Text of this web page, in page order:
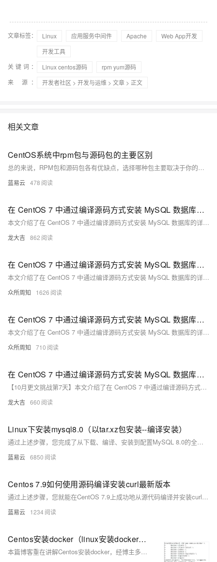
文章标签： Linux 应用服务中间件 Apache
Web App开发
开发工具
关键词：
Linux centos源码
rpm yum源码
来 源：
开发者社区 > 开发与运维 > 文章 > 正文
相关文章
CentOS系统中rpm包与源码包的主要区别
总的来说，RPM包和源码包各有优缺点，选择哪种包主要取决于你的需求和技术水平。希望这个答案能帮助你更好地理解RPM包和源码包的区别。
蓝易云 478
在 CentOS 7 中通过编译源码方式安装 MySQL 数据库的详细步骤，并与使用 RPM 包安装进行了对比
本文介绍了在 CentOS 7 中通过编译源码方式安装 MySQL 数据库的详细步骤，并与使用 RPM 包安装进行了对比。通过具体案例，读者可以了解如何准备环境、下载源码、编译安装、配置服务及登录 MySQL。编译源码安装虽然复杂，但提供了更高的定制性和灵活性，适用于需要高度定制的场景。
龙大吉 862
在 CentOS 7 中通过编译源码方式安装 MySQL 数据库的详细步骤，包括准备工作、下载源码、编译安装、配置 MySQL 服务、登录设置等。
本文介绍了在 CentOS 7 中通过编译源码方式安装 MySQL 数据库的详细步骤，包括准备工作、下载源码、编译安装、配置 MySQL 服务、登录设置等。同时，文章还对比了编译源码安装与使用 RPM 包安装的优缺点，帮助读者根据需求选择最合适的方法。通过具体案例，展示了编译源码安装的灵活性和定制性。
众所周知 1626
在 CentOS 7 中通过编译源码方式安装 MySQL 数据库的详细步骤
本文介绍了在 CentOS 7 中通过编译源码方式安装 MySQL 数据库的详细步骤，包括准备工作、下载源码、编译安装、配置服务等，并与使用 RPM 包安装进行了对比，帮助读者根据需求选择合适的方法。编译源码安装虽然复杂，但提供了更高的定制性和灵活性。
众所周知 710
在 CentOS 7 中通过编译源码方式安装 MySQL 数据库的详细步骤
【10月更文挑战第7天】本文介绍了在 CentOS 7 中通过编译源码方式安装 MySQL 数据库的详细步骤，包括准备工作、下载源码、编译安装、配置 MySQL 服务、登录设置等。同时，文章还对比了编译源码安装与使用 RPM 包安装的优缺点，帮助读者根据自身需求选择合适的方法。
龙大吉 660
Linux下安装mysql8.0（以tar.xz包安装--编译安装）
通过上述步骤，您完成了从下载、编译、安装到配置MySQL 8.0的全过程。此过程虽然较为复杂，但提供了对MySQL安装环境的完全控制，有助于满足特定的部署需求。在实际操作中，根据具体的系统环境，可能还需调整部分步骤或解决未预见的依赖问题。始终参考官方文档和社区资源，保持安装过程与最新版本的兼容性。
蓝易云 6850
Centos 7.9如何使用源码编译安装curl最新版本
通过上述步骤，您就能在CentOS 7.9上成功地从源代码编译并安装curl的最新版本。这种方法不仅提供了灵活性，允许您定制编译选项，还确保了软件的最新功能和安全更新得到应用。
蓝易云 1234
Centos安装docker（linux安装docker）——超详细小白可操作手把手教程，包好用！！！
本篇博客重在讲解Centos安装docker，经博主多次在不同服务器上测试，极其的稳定，尤其是阿里的服务器，一路复制命令畅通无阻。